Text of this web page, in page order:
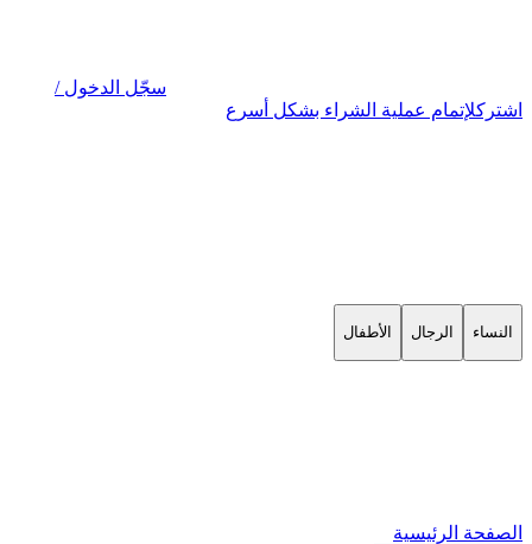
سجّل الدخول /
اشتركلإتمام عملية الشراء بشكل أسرع
النساء الرجال الأطفال
الصفحة الرئيسية